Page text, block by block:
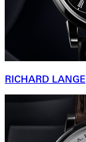
RICHARD LANGE